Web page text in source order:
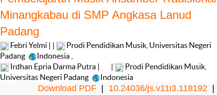
Minangkabau di SMP Angkasa Lanud
Padang
Febri Yelmi | |
Prodi Pendidikan Musik, Universitas Negeri
Padang
Indonesia
Irdhan Epria Darma Putra |
Prodi Pendidikan Musik,
Universitas Negeri Padang
Indonesia
Download PDF 10.24036/js.v11i3.118192